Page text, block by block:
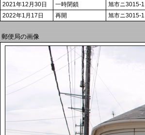
2021年12月30日
一時閉鎖
旭市ニ3015-1
2022年1月17日
再開 旭市ニ3015-1
郵便局の画像